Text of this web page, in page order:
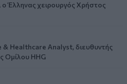
ο Έλληνας χειρουργός Χρήστος
Healthcare Analyst, διευθυντής
Ομίλου HHG